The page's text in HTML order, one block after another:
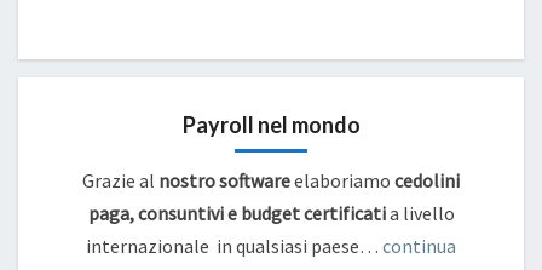
Payroll nel mondo
Grazie al nostro softwareelaboriamo cedolini
paga, consuntivi e budget certificatia livello
internazionale in qualsiasi paese… continua